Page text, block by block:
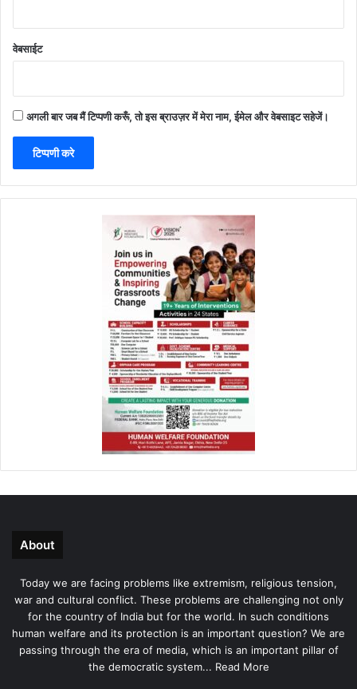
वेबसाईट
अगली बार जब मैं टिप्पणी करूँ, तो इस ब्राउज़र में मेरा नाम, ईमेल और वेबसाइट सहेजें।
About
Today we are facing problems like extremism, religious tension,
war and cultural conflict. These problems are challenging not only
for the country of India but for the world. In such conditions
human welfare and its protection is an important question? We are
passing through the era of media, which is an important pillar of
the democratic system... Read More